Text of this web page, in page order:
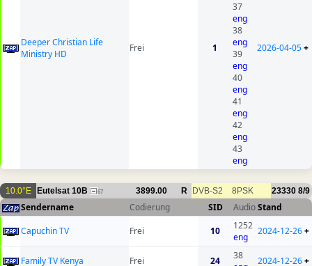
Deeper Christian Life
Ministry HD
Frei 1
37
eng
38
eng
39
eng
40
eng
41
eng
42
eng
43
eng
2026-04-05+
10.0°E Eutelsat 10B 67 3899.00 R DVB-S2 8PSK 23330 8/9
Sendername Codierung SID AudioStand
Capuchin TV
Frei 10
1252
eng
2024-12-26+
Family TV Kenya Frei 24
38
2024-12-26+